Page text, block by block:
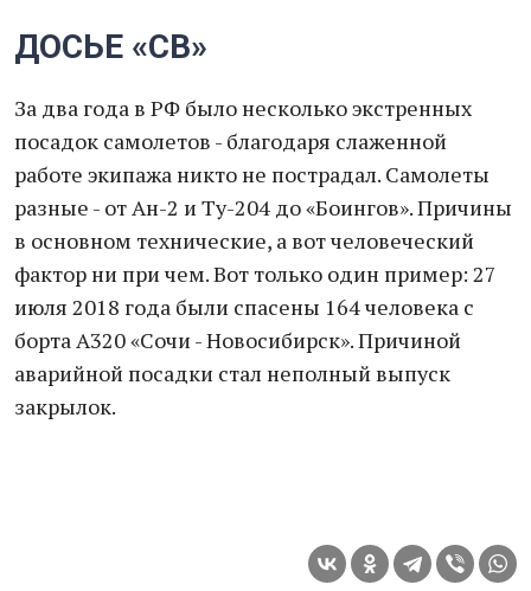
ДОСЬЕ «СВ»
За два года в РФ было несколько экстренных
посадок самолетов - благодаря слаженной
работе экипажа никто не пострадал. Самолеты
разные - от Ан-2 и Ту-204 до «Боингов». Причины
в основном технические, а вот человеческий
фактор ни при чем. Вот только один пример: 27
июля 2018 года были спасены 164 человека с
борта А320 «Сочи - Новосибирск». Причиной
аварийной посадки стал неполный выпуск
закрылок.